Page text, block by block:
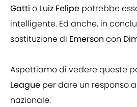
Gatti o Luiz Felipe potrebbe
intelligente. Ed anche, in
sostituzione di Emerson con
Aspettiamo di vedere queste
League per dare un responso
nazionale.